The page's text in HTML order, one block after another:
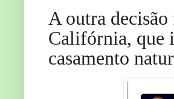
A outra
Califórnia, que
casamento